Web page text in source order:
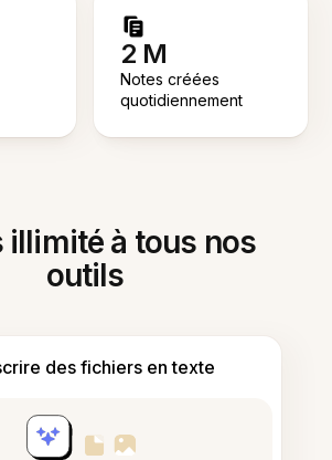
2 M
Notes créées
quotidiennement
illimité à tous nos
outils
des fichiers en texte